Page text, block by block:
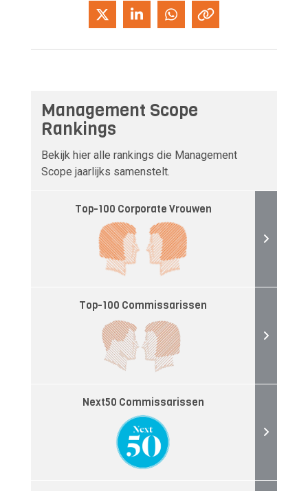
Management Scope
Rankings
Bekijk hier alle rankings die Management
Scope jaarlijks samenstelt.
Top-100 Corporate Vrouwen
Top-100 Commissarissen
Next50 Commissarissen